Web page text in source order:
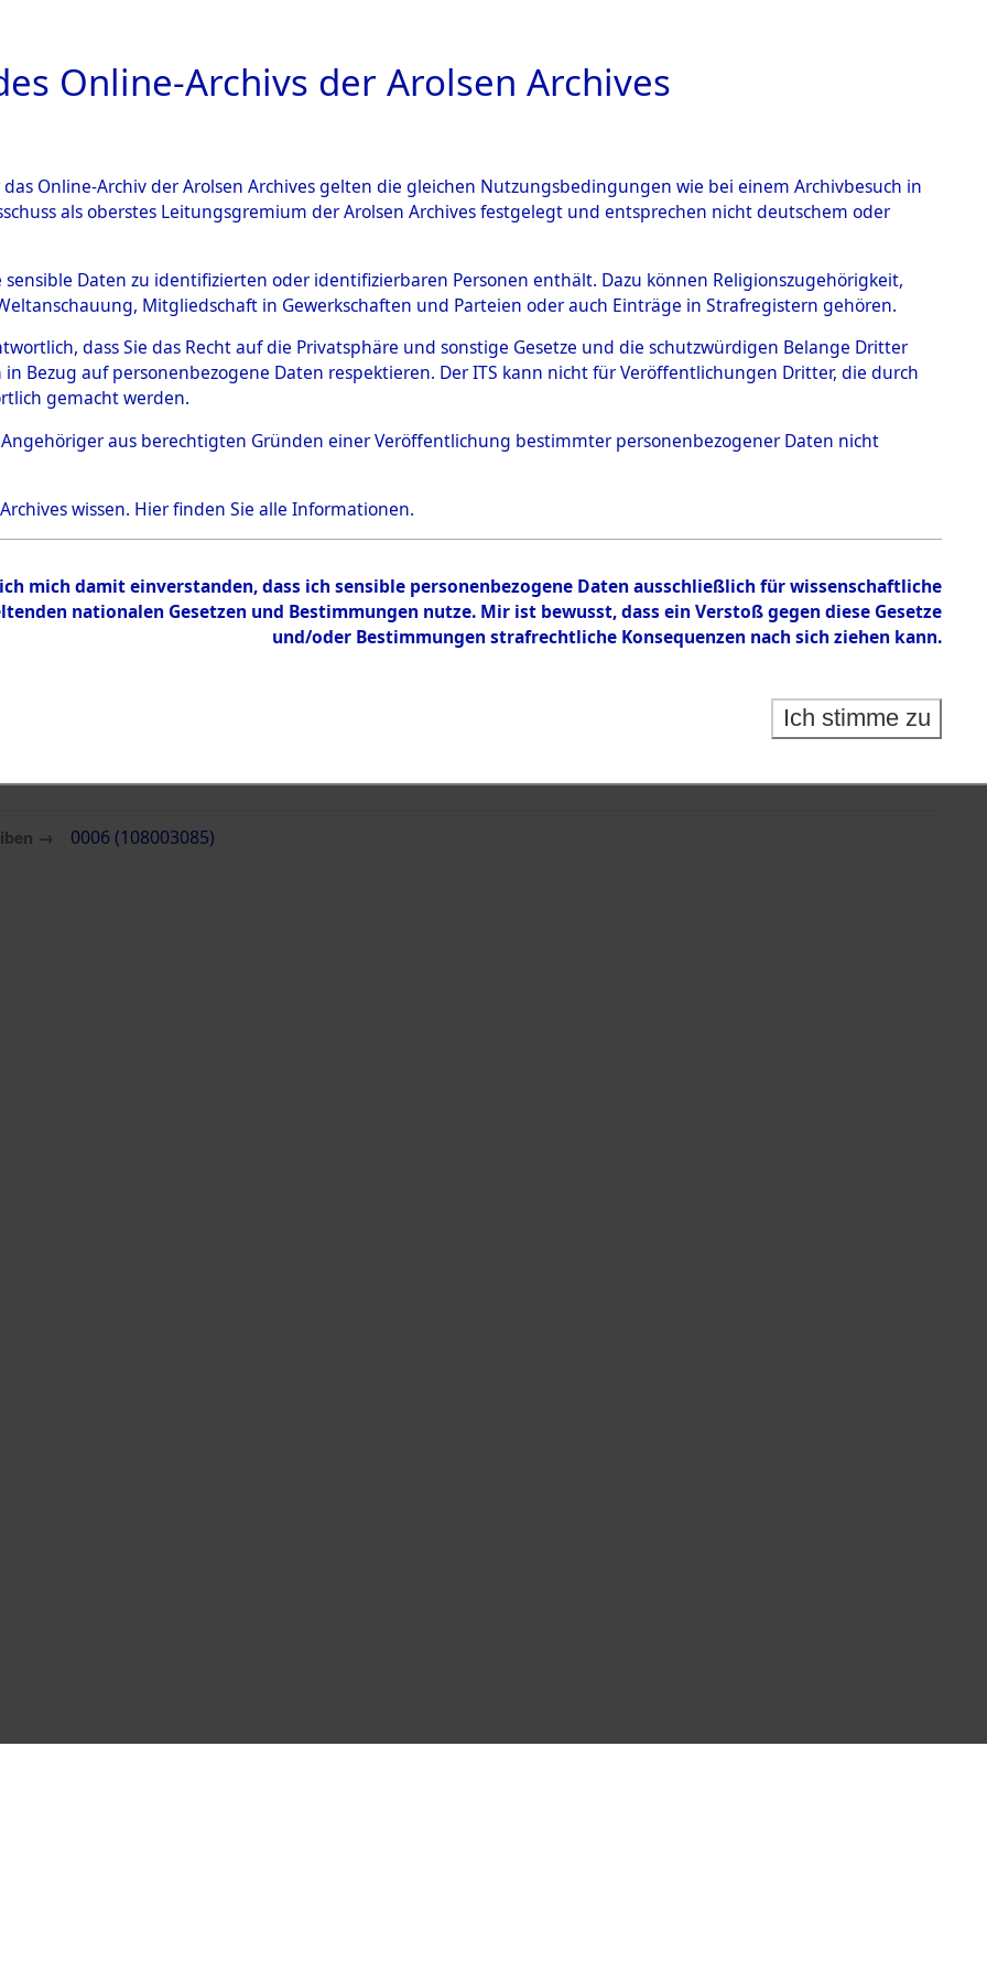
ARCHIVALE ÜBERSICHT BILD
0006 (108003085)
Person BARTHE, EMILIEN
Bestand
→ 0006 (108003085)
Online-Archivs der Arolsen Archives
Online-Archiv der Arolsen Archives gelten die gleichen Nutzungsbedingungen wie bei einem Archivbesuch in
als oberstes Leitungsgremium der Arolsen Archives festgelegt und entsprechen nicht deutschem oder
sensible Daten zu identifizierten oder identifizierbaren Personen enthält. Dazu können Religionszugehörigkeit,
Mitgliedschaft in Gewerkschaften und Parteien oder auch Einträge in Strafregistern gehören.
dass Sie das Recht auf die Privatsphäre und sonstige Gesetze und die schutzwürdigen Belange Dritter
Bezug auf personenbezogene Daten respektieren. Der ITS kann nicht für Veröffentlichungen Dritter, die durch
gemacht werden.
Angehöriger aus berechtigten Gründen einer Veröffentlichung bestimmter personenbezogener Daten nicht
wissen. Hierfinden Sie alle Informationen.
mich damit einverstanden, dass ich sensible personenbezogene Daten ausschließlich für wissenschaftliche
nationalen Gesetzen und Bestimmungen nutze. Mir ist bewusst, dass ein Verstoß gegen diese Gesetze
und/oder Bestimmungen strafrechtliche Konsequenzen nach sich ziehen kann.
Ich stimme zu